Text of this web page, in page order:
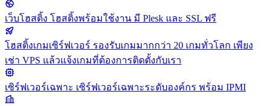
เว็บโฮสติ้ง โฮสติ้งพร้อมใช้งาน มี Plesk และ SSL ฟรี
โฮสติ้งเกมเซิร์ฟเวอร์ รองรับเกมมากกว่า 20 เกมทั่วโลก เพียง
เช่า VPS แล้วแจ้งเกมที่ต้องการติดตั้งกับเรา
เซิร์ฟเวอร์เฉพาะ เซิร์ฟเวอร์เฉพาะระดับองค์กร พร้อม IPMI